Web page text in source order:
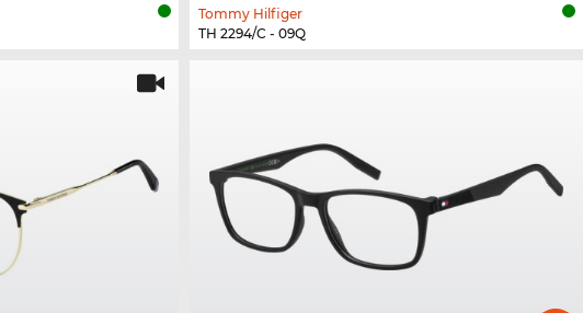
Tommy Hilfiger
TH 2294/C - 09Q